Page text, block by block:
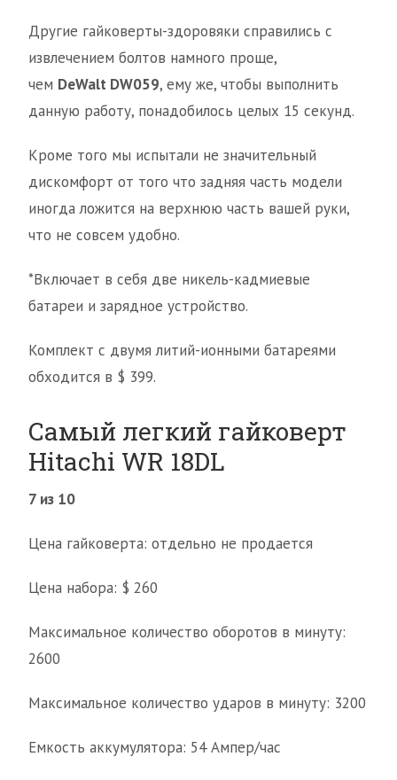
Другие гайковерты-здоровяки справились с
извлечением болтов намного проще,
чем DeWalt DW059, ему же, чтобы выполнить
данную работу, понадобилось целых 15 секунд.
Кроме того мы испытали не значительный
дискомфорт от того что задняя часть модели
иногда ложится на верхнюю часть вашей руки,
что не совсем удобно.
*Включает в себя две никель-кадмиевые
батареи и зарядное устройство.
Комплект с двумя литий-ионными батареями
обходится в $ 399.
Самый легкий гайковерт
Hitachi WR 18DL
7 из 10
Цена гайковерта: отдельно не продается
Цена набора: $ 260
Максимальное количество оборотов в минуту:
2600
Максимальное количество ударов в минуту: 3200
Емкость аккумулятора: 54 Ампер/час